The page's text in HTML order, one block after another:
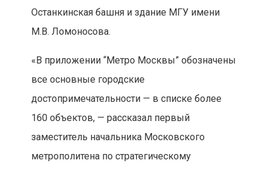
Останкинская башня и здание МГУ имени
М.В. Ломоносова.
«В приложении “Метро Москвы” обозначены
все основные городские
достопримечательности — в списке более
160 объектов, — рассказал первый
заместитель начальника Московского
метрополитена по стратегическому